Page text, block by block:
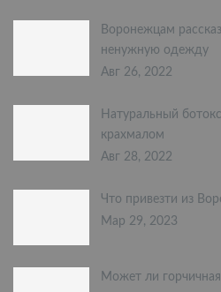
Воронежцам
ненужную одежду
Авг 26, 2022
Натуральный
крахмалом
Авг 28, 2022
Что привезти из
Мар 29, 2023
Может ли